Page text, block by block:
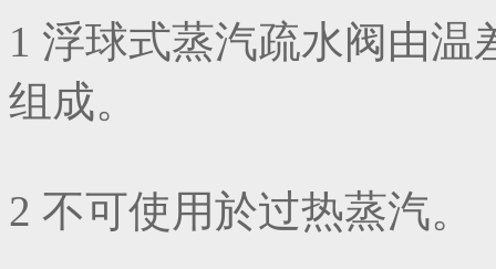
1 浮球式蒸汽疏水阀由
组成。
2 不可使用於过热蒸汽。